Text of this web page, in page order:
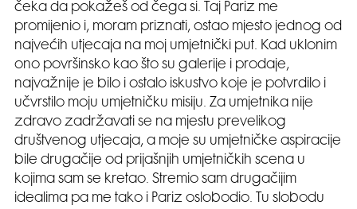
čeka da pokažeš od čega si. Taj Pariz me
promijenio i, moram priznati, ostao mjesto jednog od
najvećih utjecaja na moj umjetnički put. Kad uklonim
ono površinsko kao što su galerije i prodaje,
najvažnije je bilo i ostalo iskustvo koje je potvrdilo i
učvrstilo moju umjetničku misiju. Za umjetnika nije
zdravo zadržavati se na mjestu prevelikog
društvenog utjecaja, a moje su umjetničke aspiracije
bile drugačije od prijašnjih umjetničkih scena u
kojima sam se kretao. Stremio sam drugačijim
idealima pa me tako i Pariz oslobodio. Tu slobodu